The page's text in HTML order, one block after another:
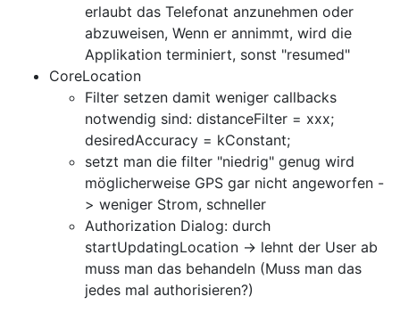
erlaubt das Telefonat anzunehmen oder
abzuweisen, Wenn er annimmt, wird die
Applikation terminiert, sonst "resumed"
CoreLocation
Filter setzen damit weniger callbacks
notwendig sind: distanceFilter = xxx;
desiredAccuracy = kConstant;
setzt man die filter "niedrig" genug wird
möglicherweise GPS gar nicht angeworfen -
> weniger Strom, schneller
Authorization Dialog: durch
startUpdatingLocation -> lehnt der User ab
muss man das behandeln (Muss man das
jedes mal authorisieren?)